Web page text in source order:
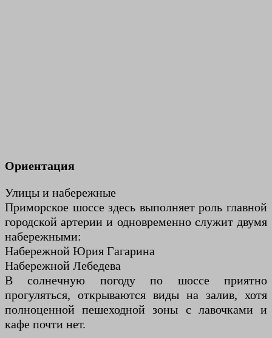
Ориентация
Улицы и набережные
Приморское шоссе здесь выполняет роль главной
городской артерии и одновременно служит двумя
набережными:
Набережной Юрия Гагарина
Набережной Лебедева
В солнечную погоду по шоссе приятно
прогуляться, открываются виды на залив, хотя
полноценной пешеходной зоны с лавочками и
кафе почти нет.